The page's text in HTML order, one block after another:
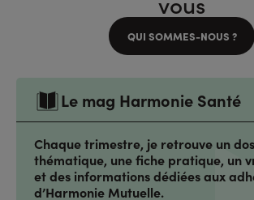
QUI SOMMES-NOUS ?
Le mag Harmonie Santé
Chaque trimestre, je retrouve un
thématique, une fiche pratique, un
et des informations dédiées aux
d’Harmonie Mutuelle.